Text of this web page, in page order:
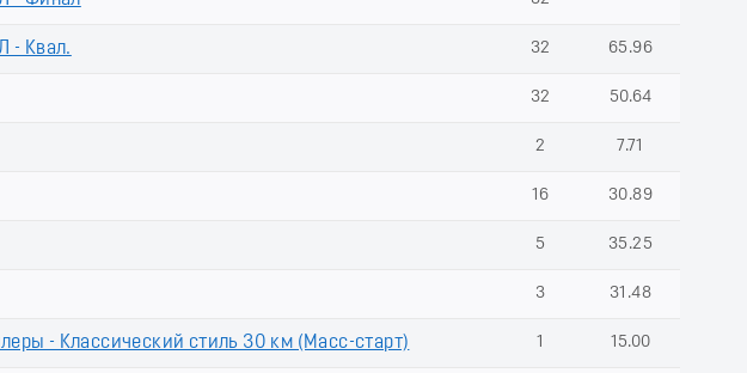
- Квал. 32 65.96
32 50.64
2 7.71
16 30.89
5 35.25
3 31.48
- Классический стиль 30 км (Масс-старт) 1 15.00